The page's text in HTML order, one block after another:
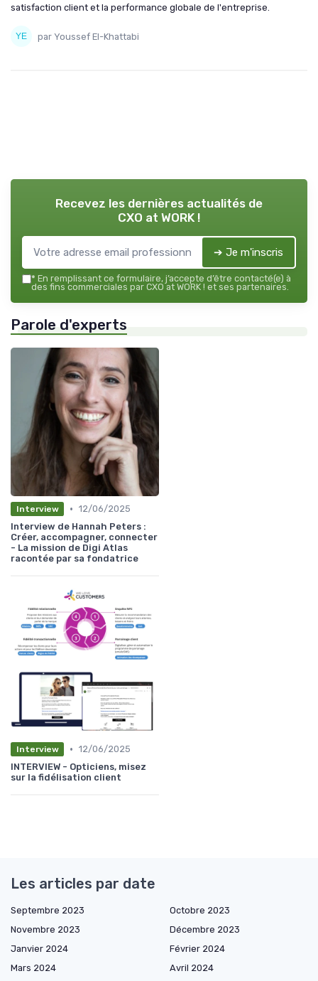
satisfaction client et la performance globale de l'entreprise.
par Youssef El-Khattabi
Recevez les dernières actualités de
CXO at WORK !
➔ Je m'inscris
* En remplissant ce formulaire, j’accepte d’être contacté(e) à
des fins commerciales par CXO at WORK ! et ses partenaires.
Parole d'experts
Interview • 12/06/2025
Interview de Hannah Peters :
Créer, accompagner, connecter
- La mission de Digi Atlas
racontée par sa fondatrice
Interview • 12/06/2025
INTERVIEW - Opticiens, misez
sur la fidélisation client
Les articles par date
Septembre 2023
Octobre 2023
Novembre 2023
Décembre 2023
Janvier 2024
Février 2024
Mars 2024
Avril 2024